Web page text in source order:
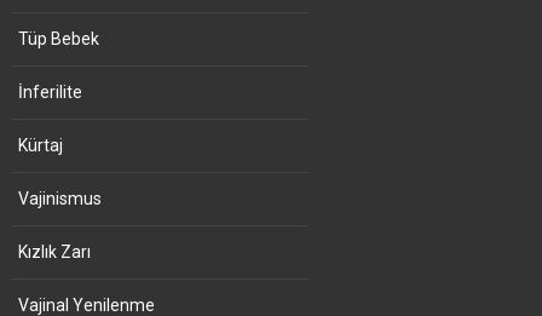
Tüp Bebek
İnferilite
Kürtaj
Vajinismus
Kızlık Zarı
Vajinal Yenilenme